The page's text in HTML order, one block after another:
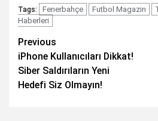
Tags: Fenerbahçe Futbol Magazin
Haberleri
Post
navigation
Previous
iPhone Kullanıcıları Dikkat!
Siber Saldırıların Yeni
Hedefi Siz Olmayın!